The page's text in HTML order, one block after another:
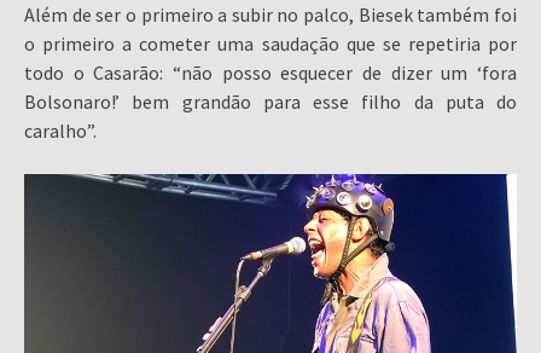
Além de ser o primeiro a subir no palco, Biesek também foi
o primeiro a cometer uma saudação que se repetiria por
todo o Casarão: “não posso esquecer de dizer um ‘fora
Bolsonaro!’ bem grandão para esse filho da puta do
caralho”.